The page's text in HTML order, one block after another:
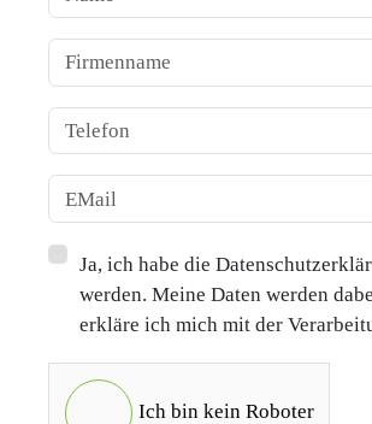
Ja, ich habe die
werden. Meine Daten werden
erkläre ich mich mit der
Ich bin kein Roboter